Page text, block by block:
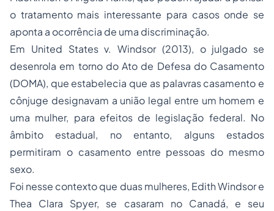
o tratamento mais interessante para casos onde se
aponta a ocorrência de uma discriminação.
Em United States v. Windsor (2013), o julgado se
desenrola em torno do Ato de Defesa do Casamento
(DOMA), que estabelecia que as palavras casamento e
cônjuge designavam a união legal entre um homem e
uma mulher, para efeitos de legislação federal. No
âmbito estadual, no entanto, alguns estados
permitiram o casamento entre pessoas do mesmo
sexo.
Foi nesse contexto que duas mulheres, Edith Windsor e
Thea Clara Spyer, se casaram no Canadá, e seu